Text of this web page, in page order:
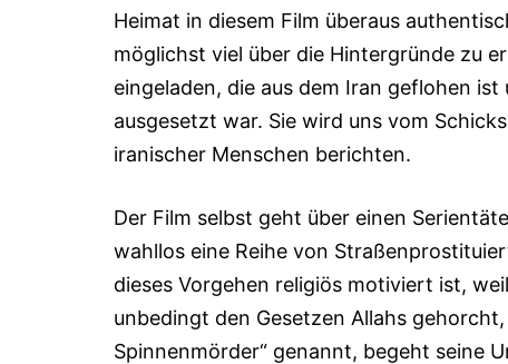
Heimat in diesem Film überaus
möglichst viel über die Hintergründe zu
eingeladen, die aus dem Iran geflohen
ausgesetzt war. Sie wird uns vom
iranischer Menschen berichten.
Der Film selbst geht über einen
wahllos eine Reihe von
dieses Vorgehen religiös motiviert ist,
unbedingt den Gesetzen Allahs
Spinnenmörder“ genannt, begeht seine